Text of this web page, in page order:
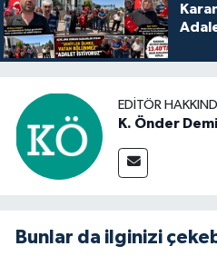
EDITÖR
K. Önder
Bunlar da ilginizi